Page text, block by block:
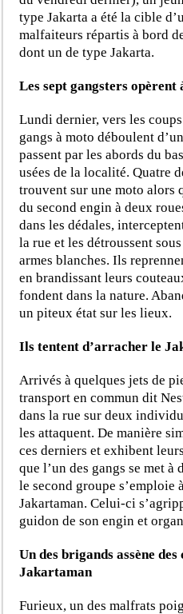
type Jakarta a été la cible
malfaiteurs répartis à bord
dont un de type Jakarta.
Les sept gangsters opèrent
Lundi dernier, vers les
gangs à moto déboulent
passent par les abords du
usées de la localité. Quatre
trouvent sur une moto alors
du second engin à deux
dans les dédales,
la rue et les détroussent
armes blanches. Ils
en brandissant leurs
fondent dans la nature.
un piteux état sur les lieux.
Ils tentent d’arracher le
Arrivés à quelques jets de
transport en commun dit
dans la rue sur deux
les attaquent. De manière
ces derniers et exhibent
que l’un des gangs se met
le second groupe s’emploie
Jakartaman. Celui-ci
guidon de son engin et
Un des brigands assène
Jakartaman
Furieux, un des malfrats